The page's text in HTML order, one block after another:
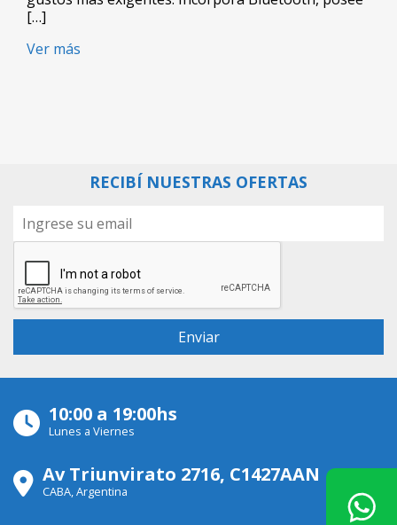
[…]
Ver más
RECIBÍ NUESTRAS OFERTAS
10:00 a 19:00hs
Lunes a Viernes
Av Triunvirato 2716, C1427AAN
CABA, Argentina